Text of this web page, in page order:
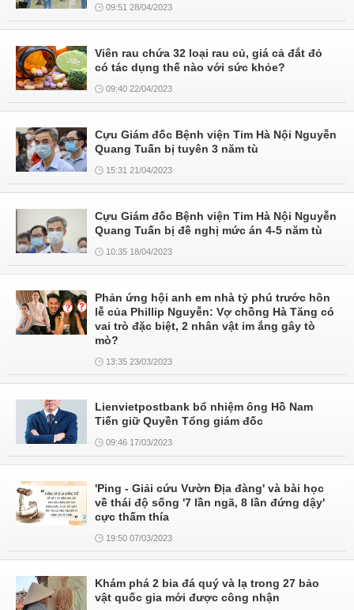
09:51 28/04/2023
Viên rau chứa 32 loại rau củ, giá cả đắt đỏ
có tác dụng thế nào với sức khỏe?
09:40 22/04/2023
Cựu Giám đốc Bệnh viện Tim Hà Nội Nguyễn
Quang Tuấn bị tuyên 3 năm tù
15:31 21/04/2023
Cựu Giám đốc Bệnh viện Tim Hà Nội Nguyễn
Quang Tuấn bị đề nghị mức án 4-5 năm tù
10:35 18/04/2023
Phản ứng hội anh em nhà tỷ phú trước hôn
lễ của Phillip Nguyễn: Vợ chồng Hà Tăng có
vai trò đặc biệt, 2 nhân vật im ắng gây tò
mò?
13:35 23/03/2023
Lienvietpostbank bổ nhiệm ông Hồ Nam
Tiến giữ Quyền Tổng giám đốc
09:46 17/03/2023
'Ping - Giải cứu Vườn Địa đàng' và bài học
về thái độ sống '7 lần ngã, 8 lần đứng dậy'
cực thấm thía
19:50 07/03/2023
Khám phá 2 bia đá quý và lạ trong 27 bảo
vật quốc gia mới được công nhận